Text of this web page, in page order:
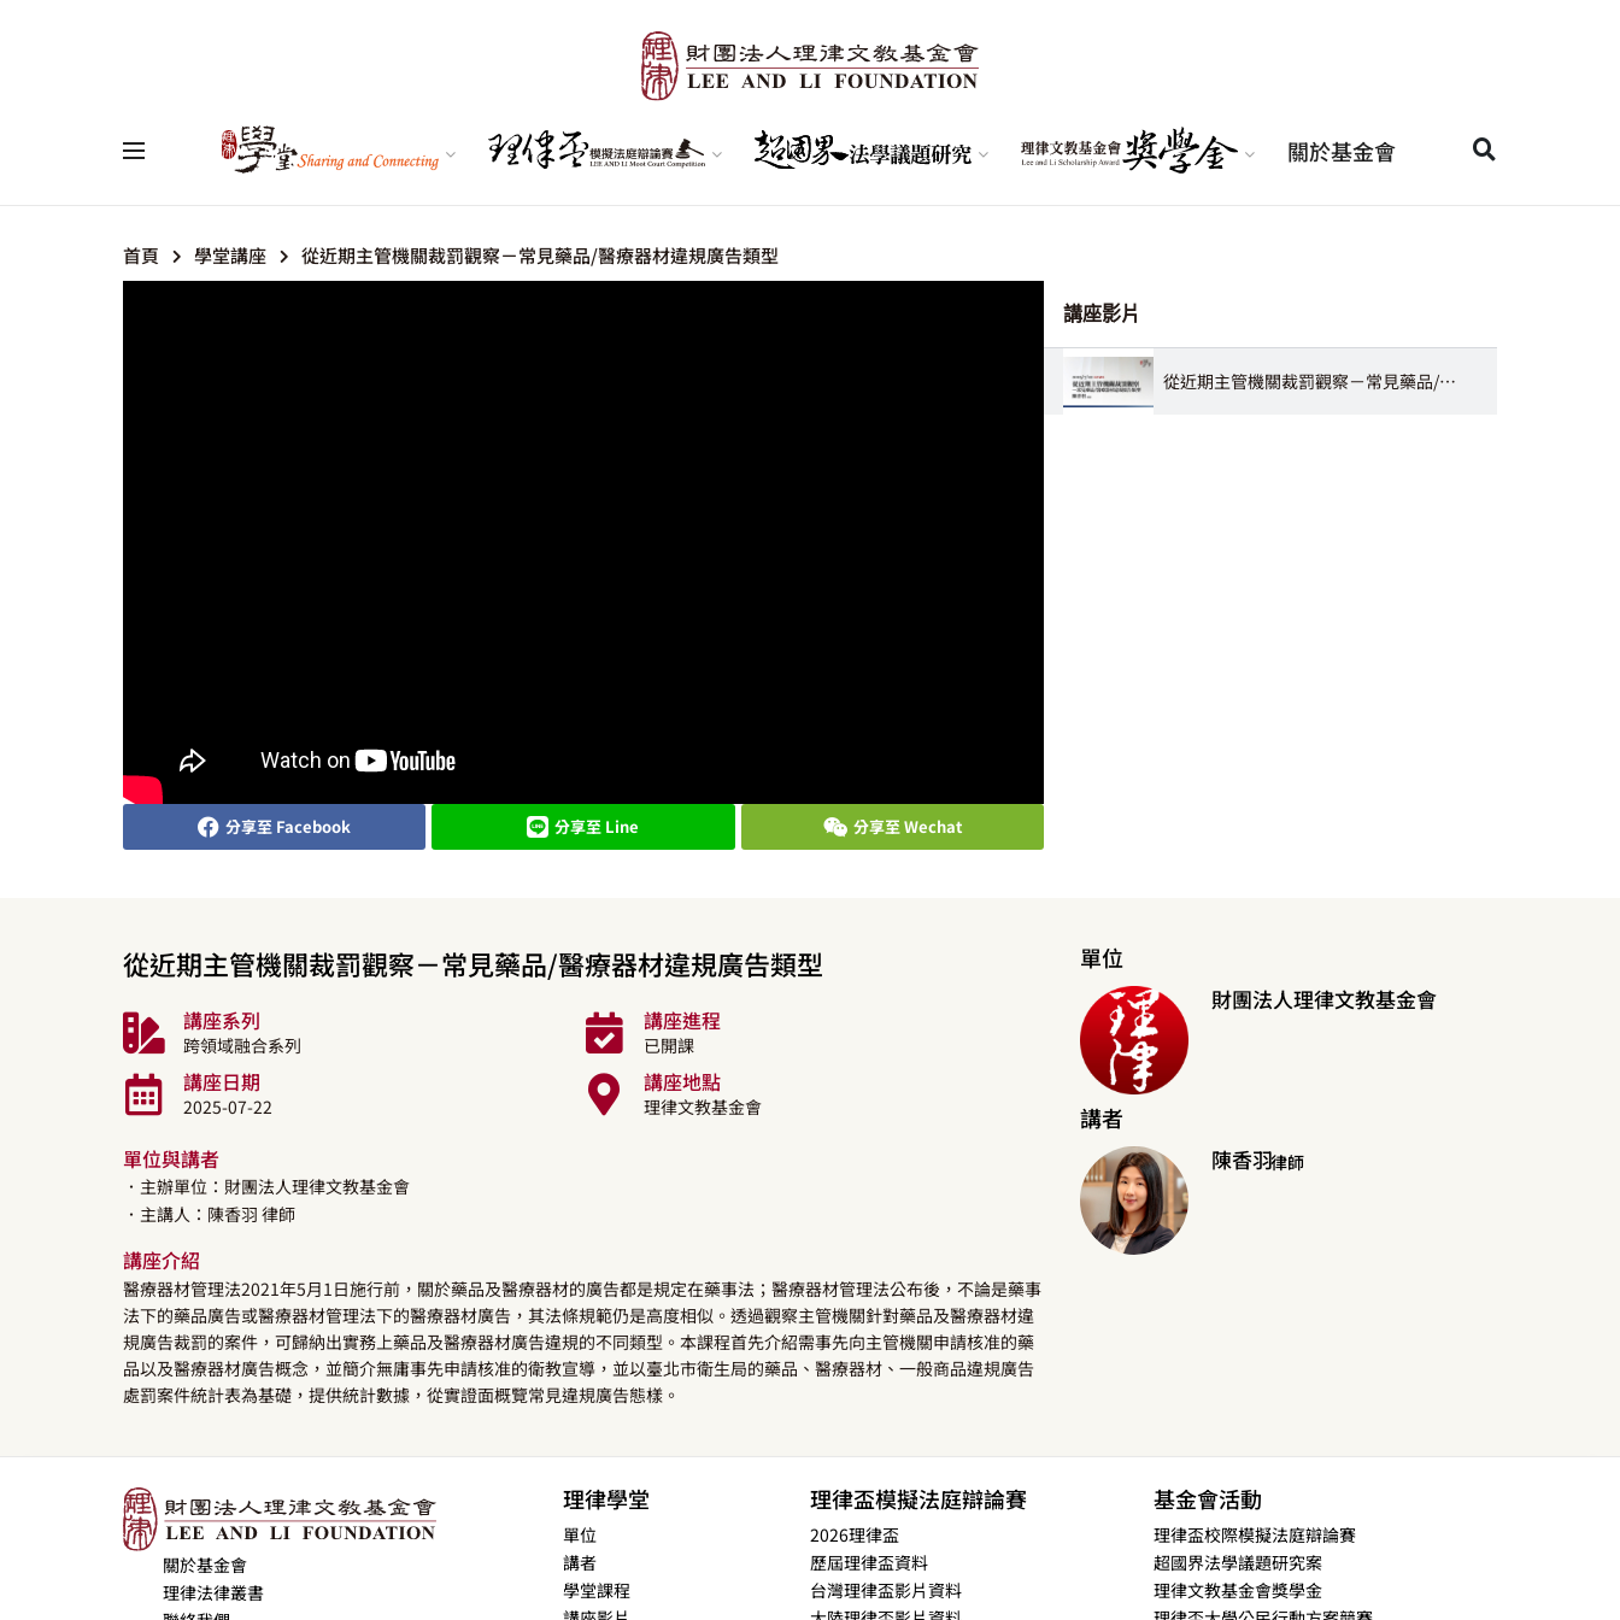
關於基金會
首頁 學堂講座 從近期主管機關裁罰觀察－常見藥品/醫療器材違規廣告類型
講座影片
從近期主管機關裁罰觀察－常見藥品/醫療器材違規廣告類型 陳香羽律師
分享至 Facebook 分享至 Line 分享至 Wechat
從近期主管機關裁罰觀察－常見藥品/醫療器材違規廣告類型
講座系列
跨領域融合系列
講座進程
已開課
講座日期
2025-07-22
講座地點
理律文教基金會
單位與講者
．主辦單位：財團法人理律文教基金會
．主講人： 陳香羽 律師
講座介紹
醫療器材管理法2021年5月1日施行前，關於藥品及醫療器材的廣告都是規定在藥事法；醫療器材管理法公布後，不論是藥事
法下的藥品廣告或醫療器材管理法下的醫療器材廣告，其法條規範仍是高度相似。透過觀察主管機關針對藥品及醫療器材違
規廣告裁罰的案件，可歸納出實務上藥品及醫療器材廣告違規的不同類型。本課程首先介紹需事先向主管機關申請核准的藥
品以及醫療器材廣告概念，並簡介無庸事先申請核准的衛教宣導，並以臺北市衛生局的藥品、醫療器材、一般商品違規廣告
處罰案件統計表為基礎，提供統計數據，從實證面概覽常見違規廣告態樣。
單位
財團法人理律文教基金會
講者
陳香羽律師
關於基金會
理律法律叢書
理律學堂
單位
講者
學堂課程
理律盃模擬法庭辯論賽
2026理律盃
歷屆理律盃資料
台灣理律盃影片資料
基金會活動
理律盃校際模擬法庭辯論賽
超國界法學議題研究案
理律文教基金會獎學金